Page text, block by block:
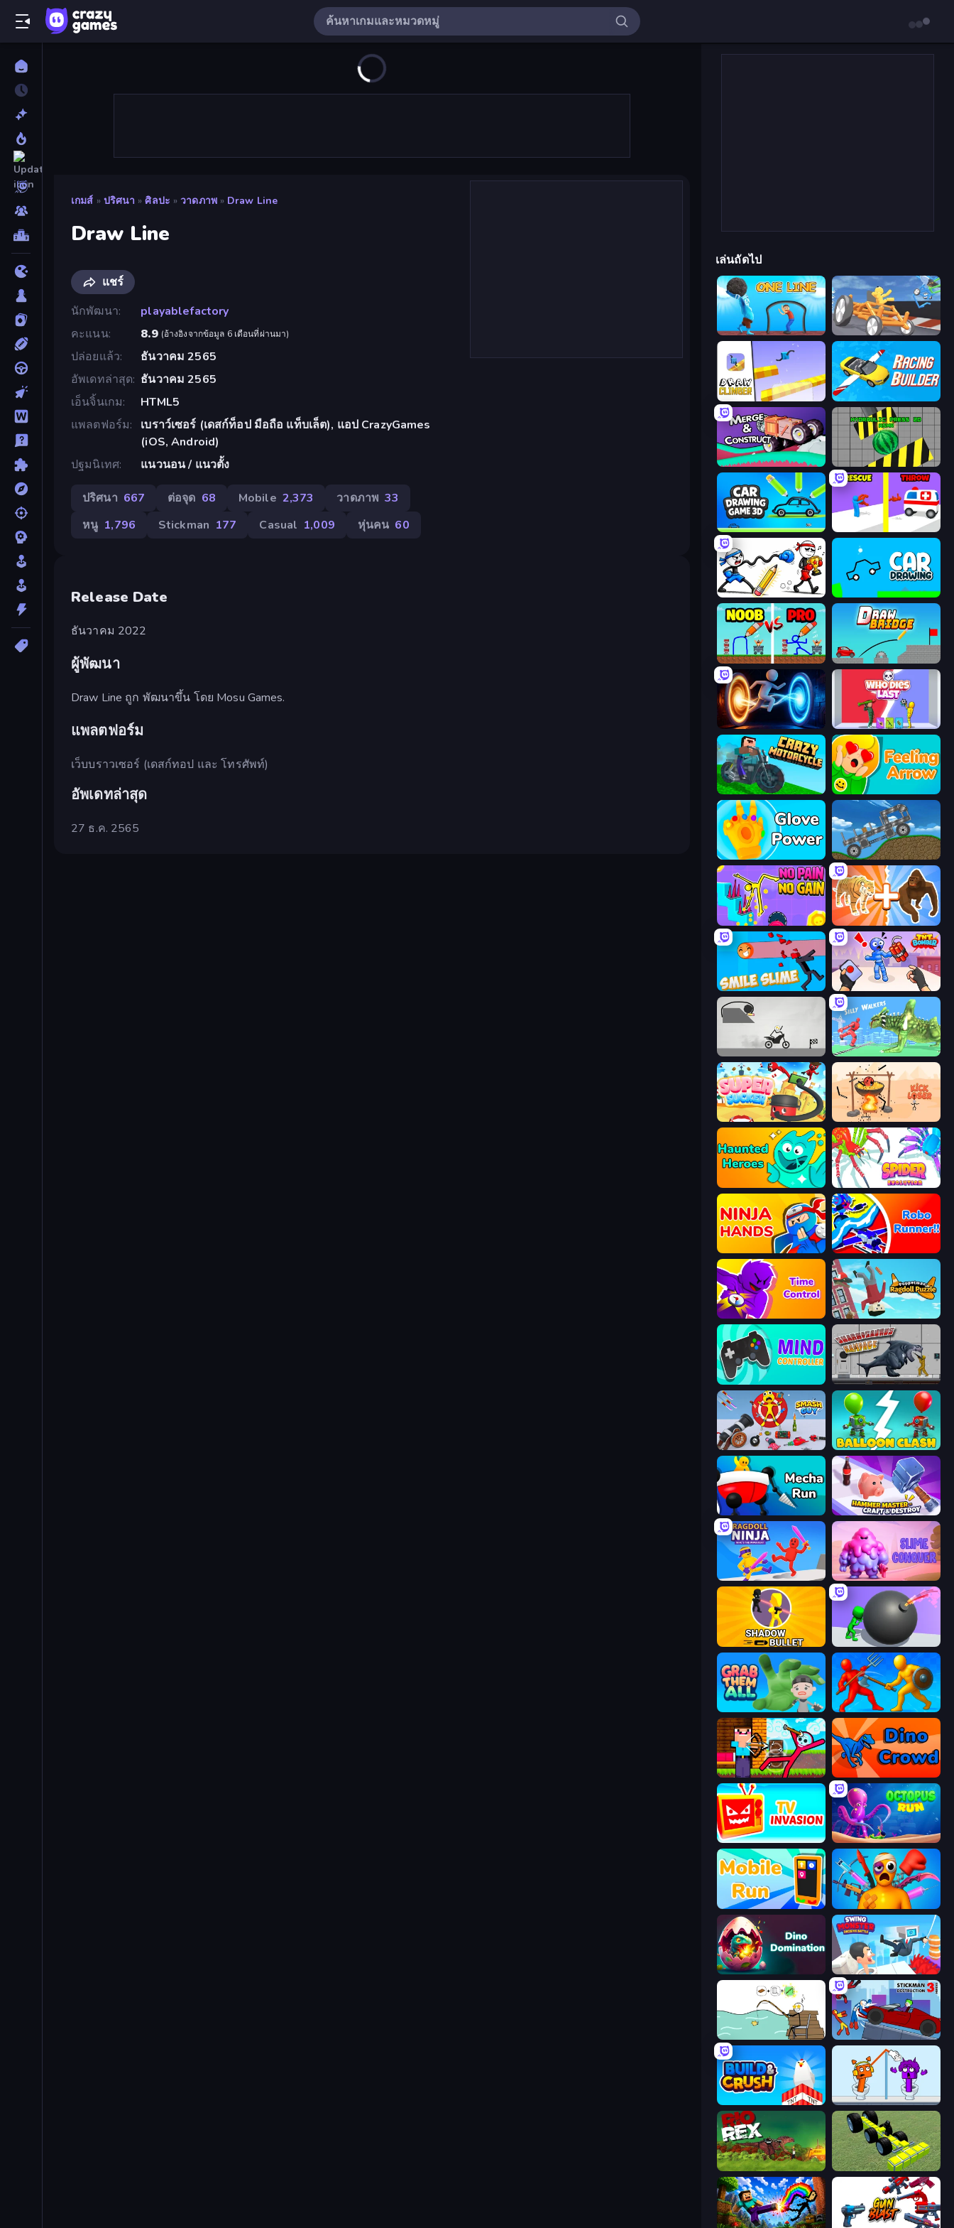
เกมส์ » ปริศนา » ศิลปะ » วาดภาพ » Draw Line
Draw Line
แชร์
นักพัฒนา
playablefactory
คะแนน
8.9 (อ้างอิงจากข้อมูล 6 เดือนที่ผ่านมา)
ปล่อยแล้ว
ธันวาคม 2565
อัพเดทล่าสุด ธันวาคม 2565
เอ็นจิ้นเกม
HTML5
แพลตฟอร์ม
เบราว์เซอร์ (เดสก์ท็อป มือถือ แท็บเล็ต), แอป CrazyGames
(iOS, Android)
ปฐมนิเทศ
แนวนอน / แนวตั้ง
ปริศนา 667 ต่อจุด 68 Mobile 2,373 วาดภาพ 33
หนู 1,796 Stickman 177 Casual 1,009 หุ่นคน 60
Release Date
ธันวาคม 2022
ผู้พัฒนา
Draw Line ถูก พัฒนาขึ้น โดย Mosu Games.
แพลตฟอร์ม
เว็บบราวเซอร์ (เดสก์ทอป และ โทรศัพท์)
อัพเดทล่าสุด
27 ธ.ค. 2565
เล่นถัดไป
One Line Draw Crash Race
Draw Climber Racing Builder
Merge & Construct Hydraulic Press 2D ASMR
Car Drawing Game 3D Rescue Throw
Doodle Smash Car Drawing Game
DOP Noob: Draw to Save Draw Bridge
Portal Escape Who Dies Last?
Crazy Motorcycle Feeling Arrow
Glove Power Move It!
No Pain No Gain - Ragdoll Sandbox Animal DNA Run
Smile Slime TNT Bomber
Silly Walkers
Super Sucker 3D Kick Loser
Haunted Heroes Spider Evolution: Runner Game
Ninja Hands Robo Runner
Time Control!
Mind Controller Sharkosaurus Rampage
Balloon Clash
Mecha Run Hammer Master－Craft & Destroy!
Ragdoll Ninja: Imposter Hero Slime Conquer: Epic Battles
Shadow Bullet Bomb Roll
Grab Them All Epic Sword Battle! Fight in Arena
Noob Archer vs Stickman Zombie Dino Crowd
TV Invasion OctopusRun
Mobile Run Fun Ragdoll Challenge!
Dino Domination Swing Monster: Decisive Battle
Alchemy Puzzle Stickman Destruction 3 Heroes
Build and Crush Square Punki Long Hand
Rio Rex Genius Mechanic